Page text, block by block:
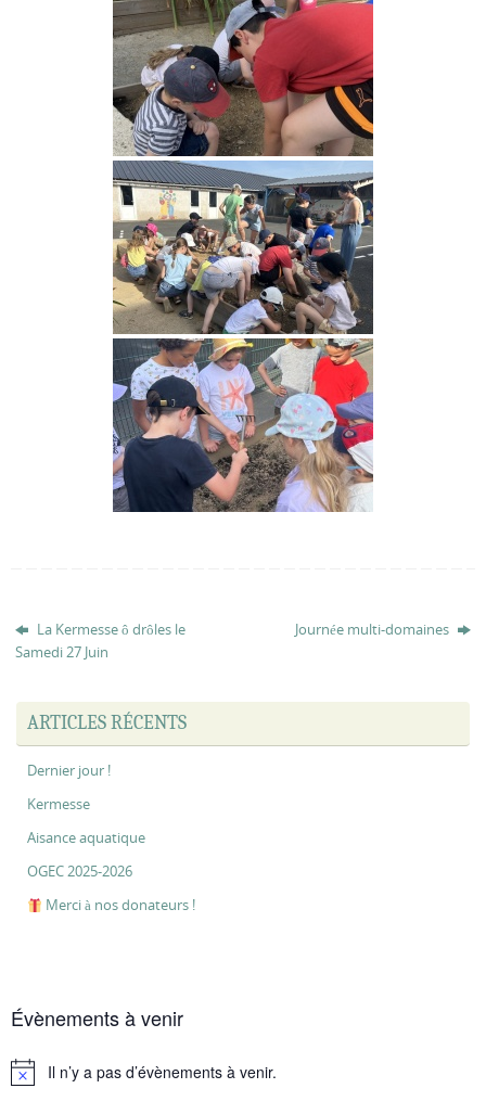
La Kermesse ô drôles le
Samedi 27 Juin
Journée multi-domaines
ARTICLES RÉCENTS
Dernier jour !
Kermesse
Aisance aquatique
OGEC 2025-2026
Merci à nos donateurs !
Évènements à venir
NoticeIl n’y a pas d’évènements à venir.